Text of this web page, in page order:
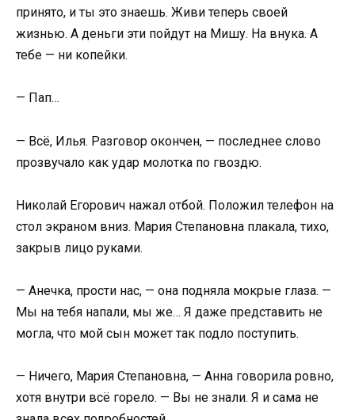
принято, и ты это знаешь. Живи теперь своей
жизнью. А деньги эти пойдут на Мишу. На внука. А
тебе — ни копейки.
— Пап…
— Всё, Илья. Разговор окончен, — последнее слово
прозвучало как удар молотка по гвоздю.
Николай Егорович нажал отбой. Положил телефон на
стол экраном вниз. Мария Степановна плакала, тихо,
закрыв лицо руками.
— Анечка, прости нас, — она подняла мокрые глаза. —
Мы на тебя напали, мы же… Я даже представить не
могла, что мой сын может так подло поступить.
— Ничего, Мария Степановна, — Анна говорила ровно,
хотя внутри всё горело. — Вы не знали. Я и сама не